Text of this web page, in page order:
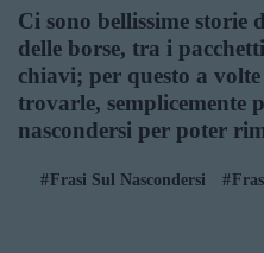
Ci sono bellissime storie
delle borse, tra i
chiavi; per questo a
trovarle, semplicemente
nascondersi per poter
Frasi Sul Nascondersi